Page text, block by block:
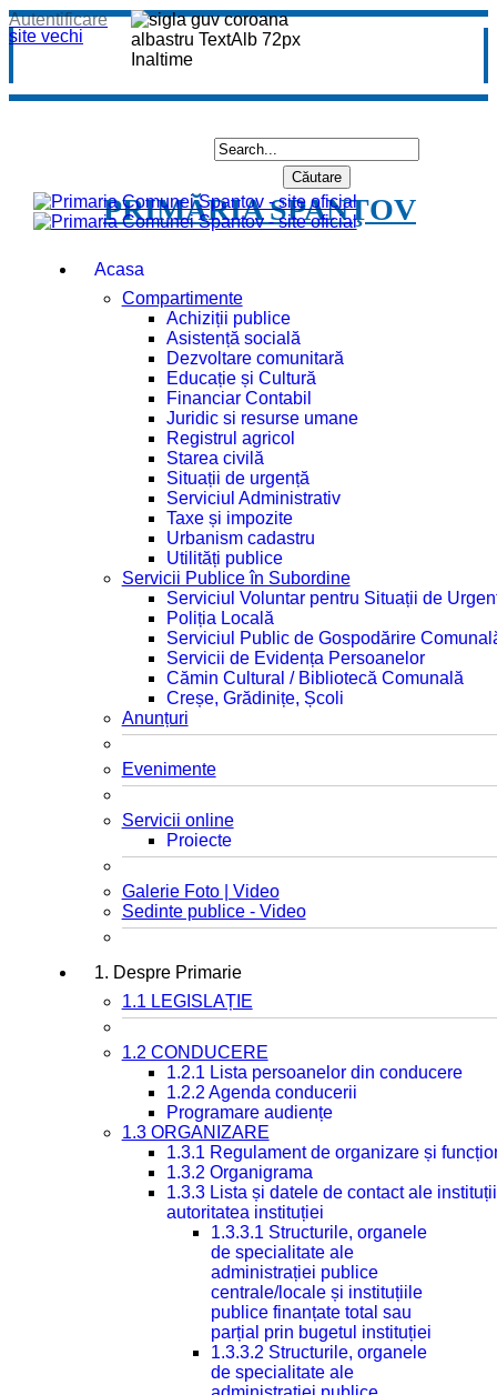
site vechi
Autentificare
PRIMĂRIA SPANŢOV
Acasa
Compartimente
Achiziții publice
Asistență socială
Dezvoltare comunitară
Educație și Cultură
Financiar Contabil
Juridic si resurse umane
Registrul agricol
Starea civilă
Situații de urgență
Serviciul Administrativ
Taxe și impozite
Urbanism cadastru
Utilități publice
Servicii Publice în Subordine
Serviciul Voluntar pentru Situații de
Poliția Locală
Serviciul Public de Gospodărire
Servicii de Evidența Persoanelor
Cămin Cultural / Bibliotecă Comunală
Creșe, Grădinițe, Școli
Anunțuri
Evenimente
Servicii online
Proiecte
Galerie Foto | Video
Sedinte publice - Video
1. Despre Primarie
1.1 LEGISLAȚIE
1.2 CONDUCERE
1.2.1 Lista persoanelor din conducere
1.2.2 Agenda conducerii
Programare audiențe
1.3 ORGANIZARE
1.3.1 Regulament de organizare și
1.3.2 Organigrama
1.3.3 Lista și datele de contact ale
autoritatea instituției
1.3.3.1 Structurile, organele
de specialitate ale
administrației publice
centrale/locale și instituțiile
publice finanțate total sau
parțial prin bugetul instituției
1.3.3.2 Structurile, organele
de specialitate ale